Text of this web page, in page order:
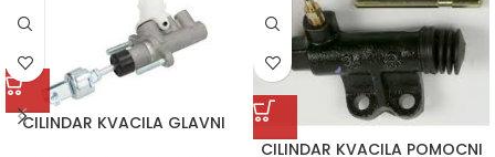
CILINDAR KVACILA GLAVNI
CILINDAR KVACILA POMOCNI